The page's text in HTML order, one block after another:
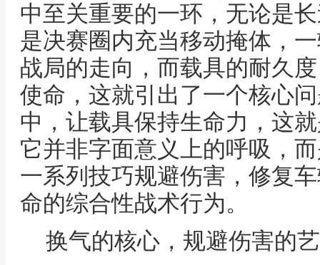
中至关重要的一环，无论是
是决赛圈内充当移动掩体，
战局的走向，而载具的耐久
使命，这就引出了一个核心
中，让载具保持生命力，这
它并非字面意义上的呼吸，
一系列技巧规避伤害，修复
命的综合性战术行为。
换气的核心，规避伤害的